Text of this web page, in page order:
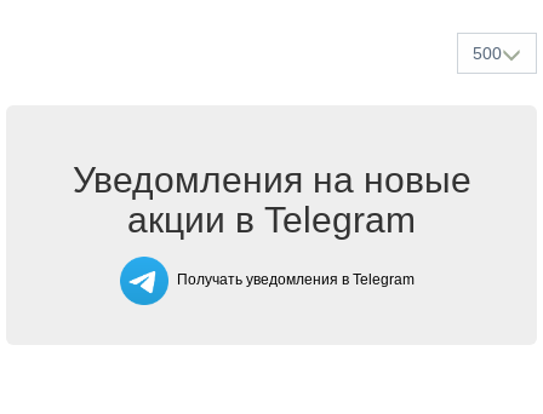
500
Уведомления на новые
акции в Telegram
Получать уведомления в Telegram